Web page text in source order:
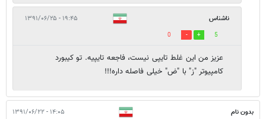
ناشناس ۱۹:۴۵ - ۱۳۹۱/۰۶/۲۵
5
0
عزیز من این غلط تایپی نیست، فاجعه تایپیه. تو کیبورد
کامپیوتر "ز" با "ض" خیلی فاصله داره!!!
بدون نام ۱۴:۰۵ - ۱۳۹۱/۰۶/۲۲